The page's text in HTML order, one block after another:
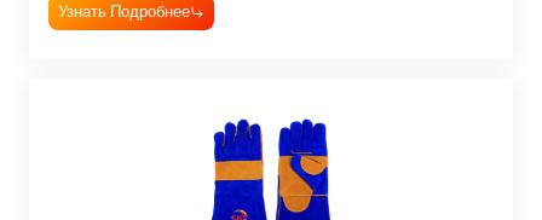
Узнать Подробнее